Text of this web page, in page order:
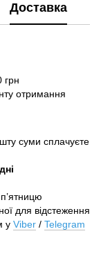
Доставка
грн
отримання
суми сплачуєте
для відстеження
у Viber / Telegram